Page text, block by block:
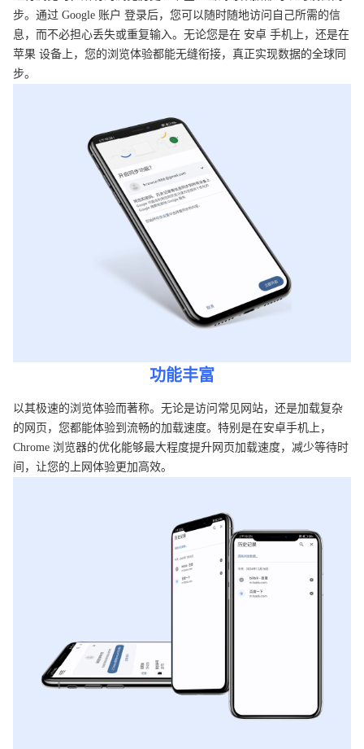
步。通过 Google 账户 登录后，您可以随时随地访问自己所需的信
息，而不必担心丢失或重复输入。无论您是在 安卓 手机上，还是在
苹果 设备上，您的浏览体验都能无缝衔接，真正实现数据的全球同
步。
功能丰富
以其极速的浏览体验而著称。无论是访问常见网站，还是加载复杂
的网页，您都能体验到流畅的加载速度。特别是在安卓手机上，
Chrome 浏览器的优化能够最大程度提升网页加载速度，减少等待时
间，让您的上网体验更加高效。